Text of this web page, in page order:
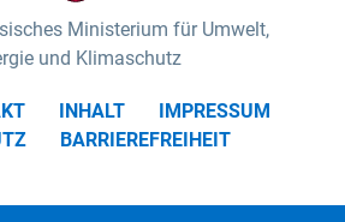
Ministerium für Umwelt,
und Klimaschutz
INHALT
IMPRESSUM
BARRIEREFREIHEIT